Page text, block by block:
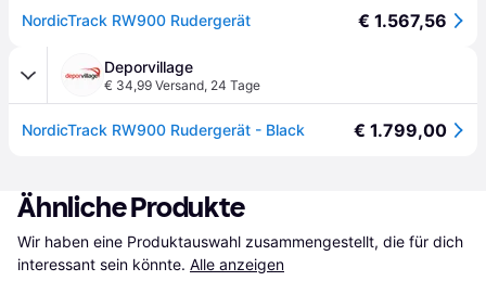
NordicTrack RW900 Rudergerät € 1.567,56
Deporvillage
€ 34,99 Versand, 24 Tage
NordicTrack RW900 Rudergerät - Black € 1.799,00
Ähnliche Produkte
Wir haben eine Produktauswahl zusammengestellt, die für dich
interessant sein könnte. Alle anzeigen